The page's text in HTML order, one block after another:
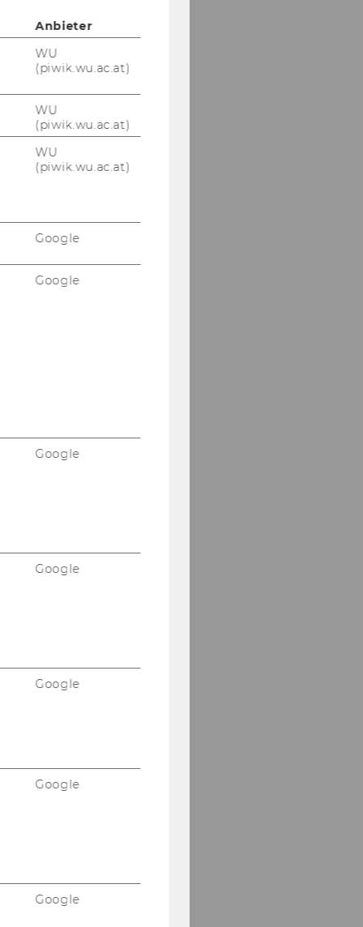
Anbieter
WU
(piwik.wu.ac.at)
WU
(piwik.wu.ac.at)
WU
(piwik.wu.ac.at)
Google
Google
Google
Google
Google
Google
Google